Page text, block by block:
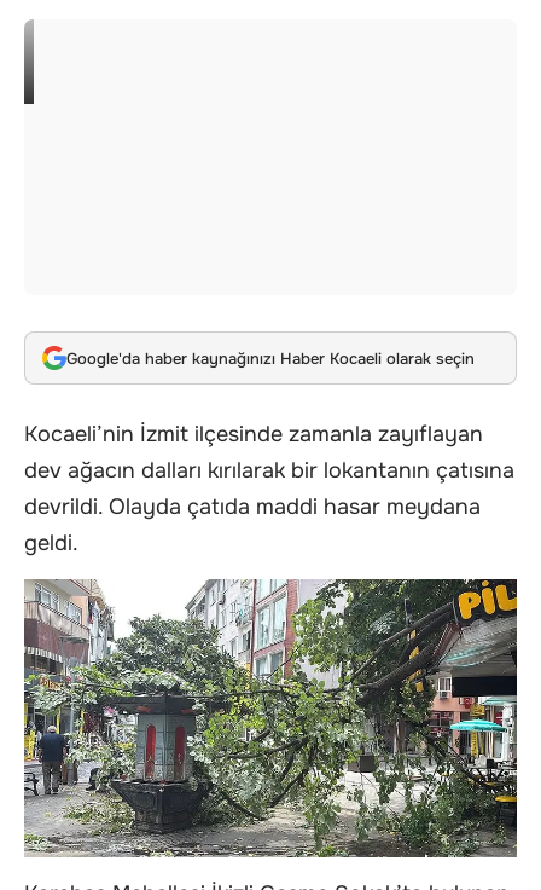
Google'da haber kaynağınızı Haber Kocaeli olarak seçin
Kocaeli’nin İzmit ilçesinde zamanla zayıflayan
dev ağacın dalları kırılarak bir lokantanın çatısına
devrildi. Olayda çatıda maddi hasar meydana
geldi.